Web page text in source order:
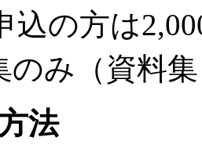
の方は
み（資料集
法